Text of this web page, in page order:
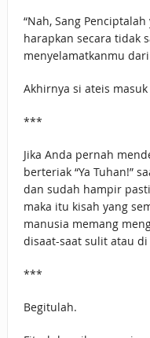
“Nah, Sang
harapkan secara tidak
menyelamatkanmu
Akhirnya si ateis masuk
***
Jika Anda pernah
berteriak “Ya Tuhan!”
dan sudah hampir
maka itu kisah yang
manusia memang
disaat-saat sulit atau
***
Begitulah.